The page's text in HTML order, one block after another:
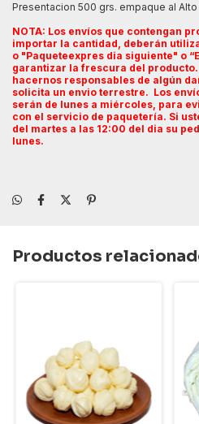
Presentacion 500 grs. empaque al Alto
NOTA: Los envíos que contengan
importar la cantidad, deberán
o "Paqueteexpres dia siguiente" o
garantizar la frescura del
hacernos responsables de algún
solicita un envio terrestre. Los
serán de lunes a miércoles, para
con el servicio de paquetería. Si
del martes a las 12:00 del dia su
lunes.
Productos